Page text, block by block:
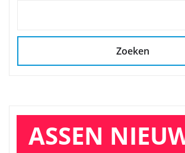
Zoeken
ASSEN